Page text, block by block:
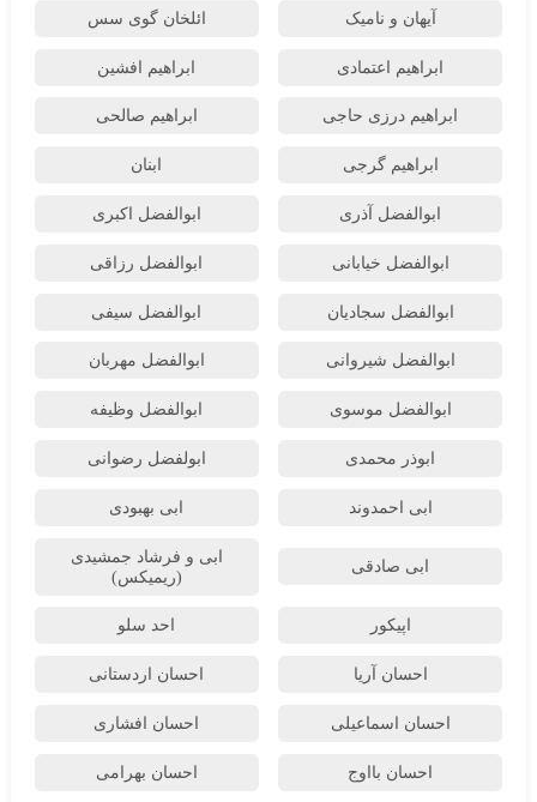
آیهان و نامیک ائلخان گوی سس
ابراهیم اعتمادی ابراهیم افشین
ابراهیم درزی حاجی ابراهیم صالحی
ابراهیم گرجی ابنان
ابوالفضل آذری ابوالفضل اکبری
ابوالفضل خیابانی ابوالفضل رزاقی
ابوالفضل سجادیان ابوالفضل سیفی
ابوالفضل شیروانی ابوالفضل مهربان
ابوالفضل موسوی ابوالفضل وظیفه
ابوذر محمدی ابولفضل رضوانی
ابی احمدوند ابی بهبودی
ابی صادقی
ابی و فرشاد جمشیدی
(ریمیکس)
اپیکور احد سلو
احسان آریا احسان اردستانی
احسان اسماعیلی احسان افشاری
احسان بااوج احسان بهرامی